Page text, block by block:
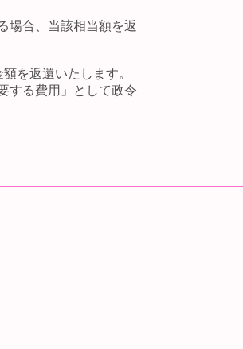
場合、当該相当額を返
を返還いたします。
する費用」として政令